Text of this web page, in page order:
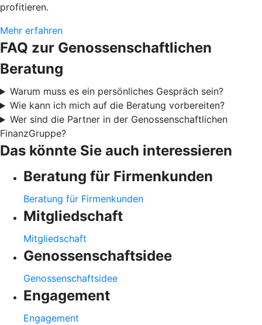
profitieren.
Mehr erfahren
FAQ zur Genossenschaftlichen
Beratung
Warum muss es ein persönliches Gespräch sein?
Wie kann ich mich auf die Beratung vorbereiten?
Wer sind die Partner in der Genossenschaftlichen
FinanzGruppe?
Das könnte Sie auch interessieren
Beratung für Firmenkunden
Beratung für Firmenkunden
Mitgliedschaft
Mitgliedschaft
Genossenschaftsidee
Genossenschaftsidee
Engagement
Engagement